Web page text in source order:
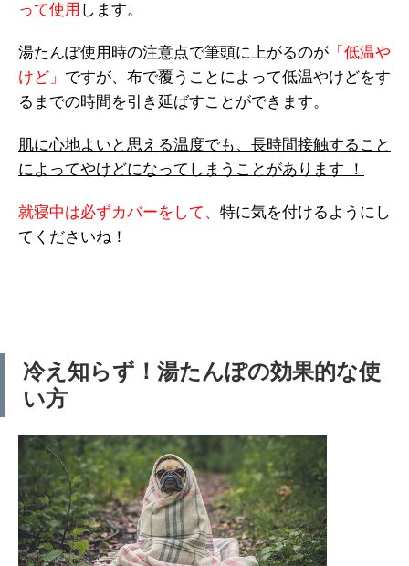
って使用 します。
湯たんぽ使用時の注意点で筆頭に上がるのが 「低温や
けど」 ですが、布で覆うことによって低温やけどをす
るまでの時間を引き延ばすことができます。
肌に心地よいと思える温度でも、長時間接触すること
によってやけどになってしまうことがあります ！
就寝中は必ずカバーをして、 特に気を付けるようにし
てくださいね！
冷え知らず！湯たんぽの効果的な使
い方